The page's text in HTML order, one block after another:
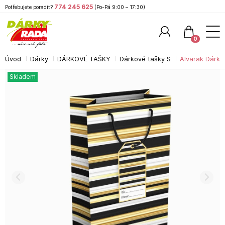
Úvod Dárky DÁRKOVÉ TAŠKY Dárkové tašky S Alvarak
Skladem
Potřebujete poradit? 774 245 625 (Po-Pá 9:00 – 17:30)
0